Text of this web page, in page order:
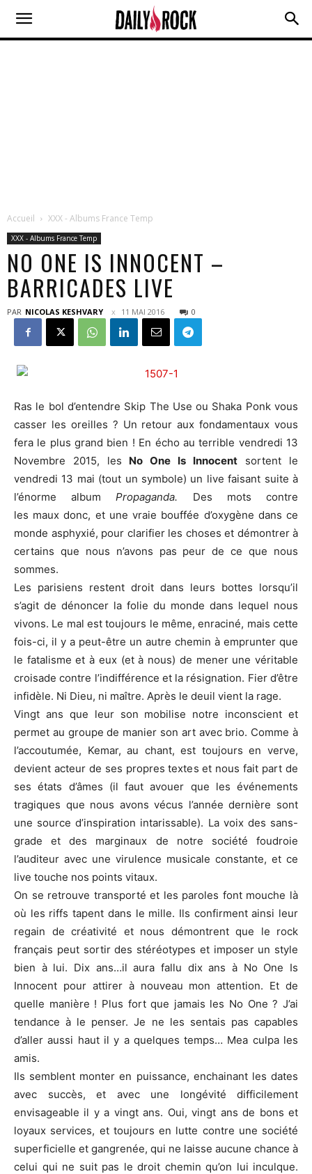
Accueil XXX - Albums France Temp
XXX - Albums France Temp
NO ONE IS INNOCENT –
BARRICADES LIVE
PAR NICOLAS KESHVARY 11 MAI 2016 0
Ras le bol d’entendre Skip The Use ou Shaka Ponk vous
casser les oreilles ? Un retour aux fondamentaux vous
fera le plus grand bien ! En écho au terrible vendredi 13
Novembre 2015, les No One Is Innocent sortent le
vendredi 13 mai (tout un symbole) un live faisant suite à
l’énorme albumPropaganda. Des mots contre
les maux donc, et une vraie bouffée d’oxygène dans ce
monde asphyxié, pour clarifier les choses et démontrer à
certains que nous n’avons pas peur de ce que nous
sommes.
Les parisiens restent droit dans leurs bottes lorsqu’il
s’agit de dénoncer la folie du monde dans lequel nous
vivons. Le mal est toujours le même, enraciné, mais cette
fois-ci, il y a peut-être un autre chemin à emprunter que
le fatalisme et à eux (et à nous) de mener une véritable
croisade contre l’indifférence et la résignation. Fier d’être
infidèle. Ni Dieu, ni maître. Après le deuil vient la rage.
Vingt ans que leur son mobilise notre inconscient et
permet au groupe de manier son art avec brio. Comme à
l’accoutumée, Kemar, au chant, est toujours en verve,
devient acteur de ses propres textes et nous fait part de
ses états d’âmes (il faut avouer que les événements
tragiques que nous avons vécus l’année dernière sont
une source d’inspiration intarissable). La voix des sans-
grade et des marginaux de notre société foudroie
l’auditeur avec une virulence musicale constante, et ce
live touche nos points vitaux.
On se retrouve transporté et les paroles font mouche là
où les riffs tapent dans le mille. Ils confirment ainsi leur
regain de créativité et nous démontrent que le rock
français peut sortir des stéréotypes et imposer un style
bien à lui. Dix ans…il aura fallu dix ans à No One Is
Innocent pour attirer à nouveau mon attention. Et de
quelle manière ! Plus fort que jamais les No One ? J’ai
tendance à le penser. Je ne les sentais pas capables
d’aller aussi haut il y a quelques temps… Mea culpa les
amis.
Ils semblent monter en puissance, enchainant les dates
avec succès, et avec une longévité difficilement
envisageable il y a vingt ans. Oui, vingt ans de bons et
loyaux services, et toujours en lutte contre une société
superficielle et gangrenée, qui ne laisse aucune chance à
celui qui ne suit pas le droit chemin qu’on lui inculque.